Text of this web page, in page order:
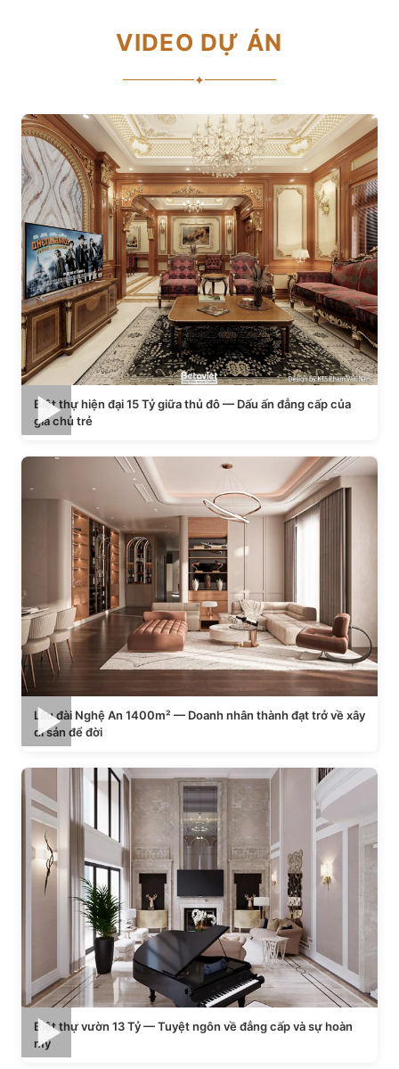
VIDEO DỰ ÁN
✦
Biệt thự hiện đại 15 Tỷ giữa thủ đô — Dấu ấn đẳng cấp của
gia chủ trẻ
Lâu đài Nghệ An 1400m² — Doanh nhân thành đạt trở về xây
di sản để đời
Biệt thự vườn 13 Tỷ — Tuyệt ngôn về đẳng cấp và sự hoàn
mỹ